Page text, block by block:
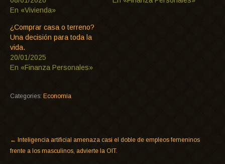
En «Vivienda»
¿Comprar casa o terreno?
Una decisión para toda la
vida.
20/01/2025
En «Finanza Personales»
Categories: Economía
← Inteligencia artificial amenaza casi el doble de empleos femeninos
frente a los masculinos, advierte la OIT.